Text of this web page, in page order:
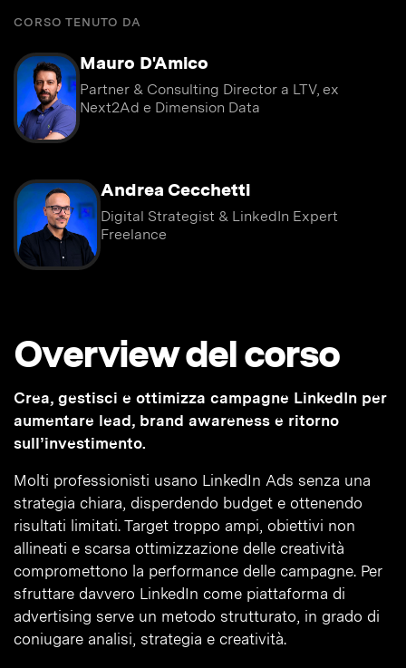
CORSO TENUTO DA
Mauro D'Amico
Partner & Consulting Director a LTV, ex
Next2Ad e Dimension Data
Andrea Cecchetti
Digital Strategist & LinkedIn Expert
Freelance
Overview del corso
Crea, gestisci e ottimizza campagne LinkedIn per
aumentare lead, brand awareness e ritorno
sull’investimento.
Molti professionisti usano LinkedIn Ads senza una
strategia chiara, disperdendo budget e ottenendo
risultati limitati. Target troppo ampi, obiettivi non
allineati e scarsa ottimizzazione delle creatività
compromettono la performance delle campagne. Per
sfruttare davvero LinkedIn come piattaforma di
advertising serve un metodo strutturato, in grado di
coniugare analisi, strategia e creatività.